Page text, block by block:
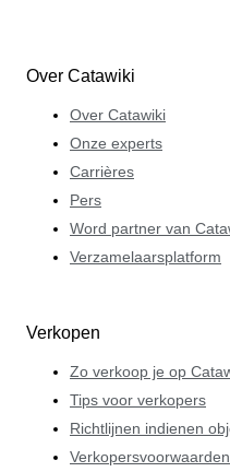
Over Catawiki
Over Catawiki
Onze experts
Carrières
Pers
Word partner van
Verzamelaarsplatform
Verkopen
Zo verkoop je op
Tips voor verkopers
Richtlijnen indienen
Verkopersvoorwaarden